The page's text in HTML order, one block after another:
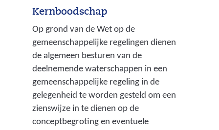
Kernboodschap
Op grond van de Wet op de
gemeenschappelijke regelingen dienen
de algemeen besturen van de
deelnemende waterschappen in een
gemeenschappelijke regeling in de
gelegenheid te worden gesteld om een
zienswijze in te dienen op de
conceptbegroting en eventuele